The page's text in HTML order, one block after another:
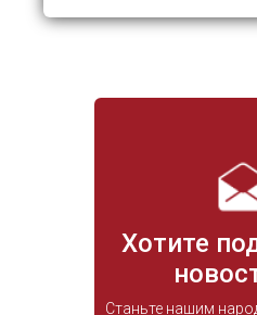
Хотите
Станьте нашим